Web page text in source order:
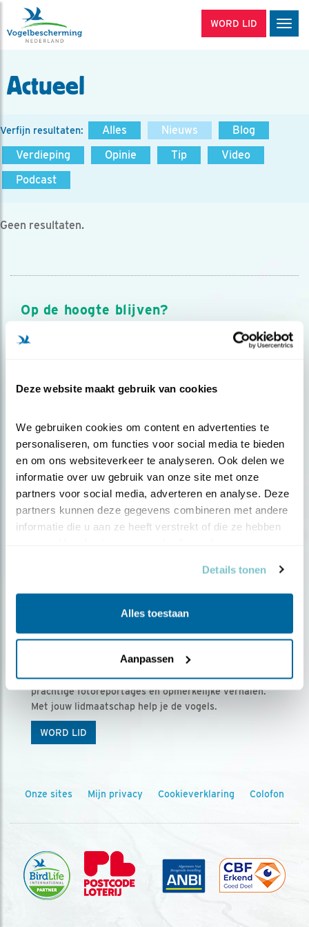
Deze website maakt gebruik van cookies
We gebruiken cookies om content en advertenties te
personaliseren, om functies voor social media te bieden
en om ons websiteverkeer te analyseren. Ook delen we
informatie over uw gebruik van onze site met onze
partners voor social media, adverteren en analyse. Deze
partners kunnen deze gegevens combineren met andere
informatie die u aan ze heeft verstrekt of die ze hebben
Details tonen
Alles toestaan
Aanpassen
WORD LID
Actueel
Verfijn resultaten: Alles Nieuws
Blog
Verdieping
Opinie Tip
Video
Podcast
Geen resultaten.
Op de hoogte blijven?
Meld je aan en ontvang nieuws, inspiratie, acties en tips
over vogels en activiteiten van Vogelbescherming.
Ontvang 5 x Vogels voor € 36,00 per jaar
Vogels is het tijdschrift voor onze leden, met
prachtige fotoreportages en opmerkelijke verhalen.
Met jouw lidmaatschap help je de vogels.
WORD LID
Onze sites Mijn privacy Cookieverklaring Colofon